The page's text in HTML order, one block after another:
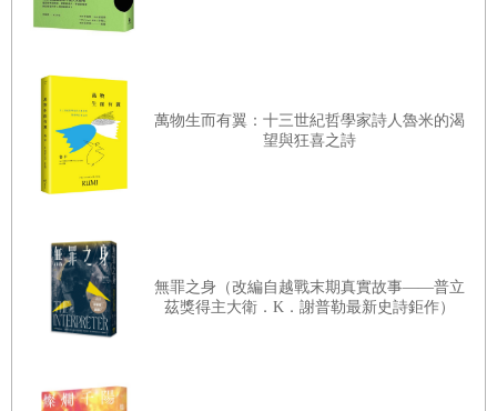
很多事情不喜歡，但不得不照做；
人生似乎像是在執行一個標準流程，到了什麼年紀就該做什
麼事。可是每翻過一個人生的山頭，你就發現還有一堆更難
似乎每個人都在告訴你，明天還有很多問題在等著你。而你
的現狀卻是，今天還有很多問題都沒有解決。
結果是，在無數個瞬間你都感覺自己快承受不住了。你不想
萬物生而有翼：十三世紀哲學家詩人魯米的渴
望與狂喜之詩
無罪之身（改編自越戰末期真實故事——普立
茲獎得主大衛．K．謝普勒最新史詩鉅作）